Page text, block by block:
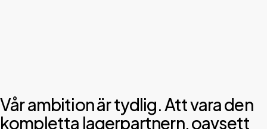
Vår ambition är tydlig. Att vara den
kompletta lagerpartnern, oavsett